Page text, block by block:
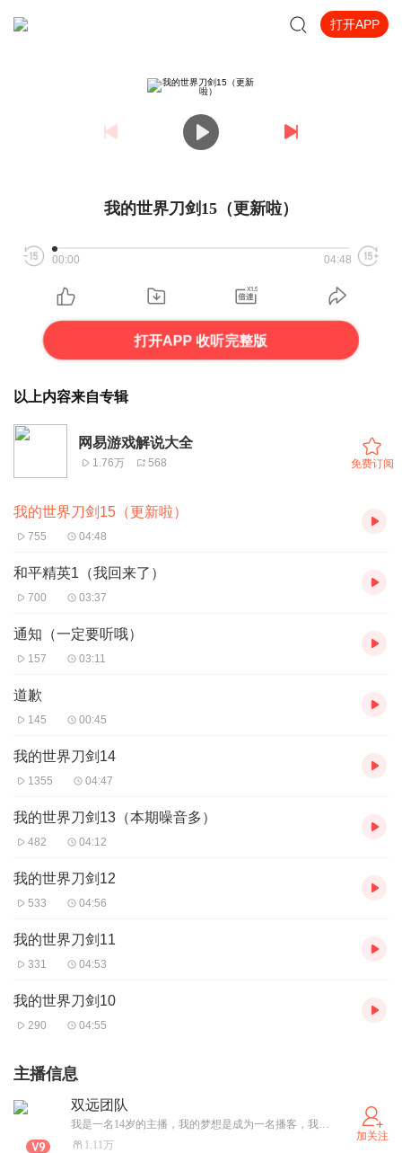
打开APP
我的世界刀剑15（更新啦）
00:00 04:48
打开APP 收听完整版
以上内容来自专辑
网易游戏解说大全
1.76万 568 免费订阅
我的世界刀剑15（更新啦）
755 04:48
和平精英1（我回来了）
700 03:37
通知（一定要听哦）
157 03:11
道歉
145 00:45
我的世界刀剑14
1355 04:47
我的世界刀剑13（本期噪音多）
482 04:12
我的世界刀剑12
533 04:56
我的世界刀剑11
331 04:53
我的世界刀剑10
290 04:55
主播信息
双远团队
我是一名14岁的主播，我的梦想是成为一名播客，我会录一此自创故事，我录的都是精品哦！希望能给大家带来快乐，如果在大家无聊的时候就来听我的故事吧！
1.11万
加关注